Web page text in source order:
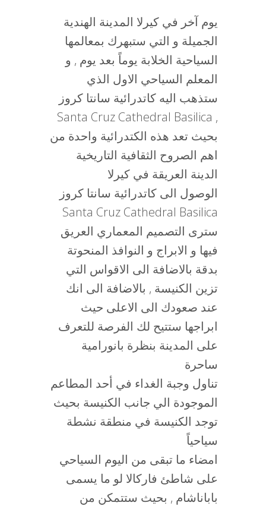
يوم آخر في كيرلا المدينة الهندية
الجميلة و التي ستبهرك بمعالمها
السياحية الخلابة يوماً بعد يوم , و
المعلم السياحي الاول الذي
ستذهب اليه كاتدرائية سانتا كروز
Santa Cruz Cathedral Basilica ,
بحيث تعد هذه الكتدرائية واحدة من
اهم الصروح الثقافية التاريخية
الدينة العريقة في كيرلا
الوصول الى كاتدرائية سانتا كروز
Santa Cruz Cathedral Basilica
سترى التصميم المعماري العريق
فيها و الابراج و النوافذ المنحوتة
بدقة بالاضافة الى الاقواس التي
تزين الكنيسة , بالاضافة الى انك
عند صعودك الى الاعلى حيث
ابراجها ستتيح لك الفرصة للتعرف
على المدينة بنظرة بانورامية
ساحرة
تناول وجبة الغداء في أحد المطاعم
الموجودة الي جانب الكنيسة بحيث
توجد الكنيسة في منطقة نشطة
سياحياً
امضاء ما تبقى من اليوم السياحي
على شاطئ فاركالا لو ما يسمى
باباناشام , بحيث ستتمكن من